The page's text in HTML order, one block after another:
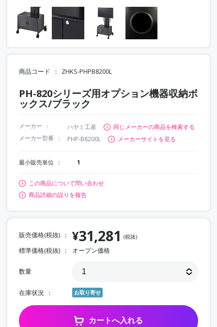
商品コード ZHKS-PHPB8200L
PH-820シリーズ用オプション機器収納ボ
ックス/ブラック
メーカー ハヤミ工産
同じメーカーの商品を検索する
メーカー型番
PHP-B8200L メーカーサイトを見る
最小販売単位 1
この商品について問い合わせ
商品詳細の誤りを報告
販売価格(税抜) ¥31,281 (税抜)
標準価格(税抜) オープン価格
数量
在庫状況 お取り寄せ
カートへ入れる